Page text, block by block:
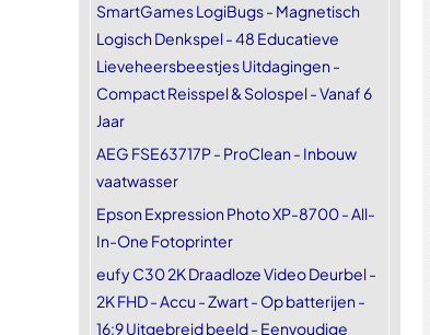
SmartGames LogiBugs - Magnetisch
Logisch Denkspel - 48 Educatieve
Lieveheersbeestjes Uitdagingen -
Compact Reisspel & Solospel - Vanaf 6
Jaar
AEG FSE63717P - ProClean - Inbouw
vaatwasser
Epson Expression Photo XP-8700 - All-
In-One Fotoprinter
eufy C30 2K Draadloze Video Deurbel -
2K FHD - Accu - Zwart - Op batterijen -
16:9 Uitgebreid beeld - Eenvoudige